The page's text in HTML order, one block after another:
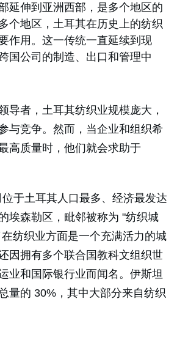
延伸到亚洲西部，是多个地区的
个地区，土耳其在历史上的纺织
作用。这一传统一直延续到现
国公司的制造、出口和管理中
导者，土耳其纺织业规模庞大，
与竞争。然而，当企业和组织希
高质量时，他们就会求助于
于土耳其人口最多、经济最发达
埃森勒区，毗邻被称为 "纺织城
纺织业方面是一个充满活力的城
因拥有多个联合国教科文组织世
业和国际银行业而闻名。伊斯坦
量的 30%，其中大部分来自纺织